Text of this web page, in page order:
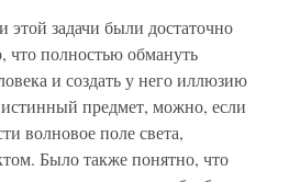
задачи были достаточно
что полностью обмануть
и создать у него иллюзию
предмет, можно, если
волновое поле света,
Было также понятно, что